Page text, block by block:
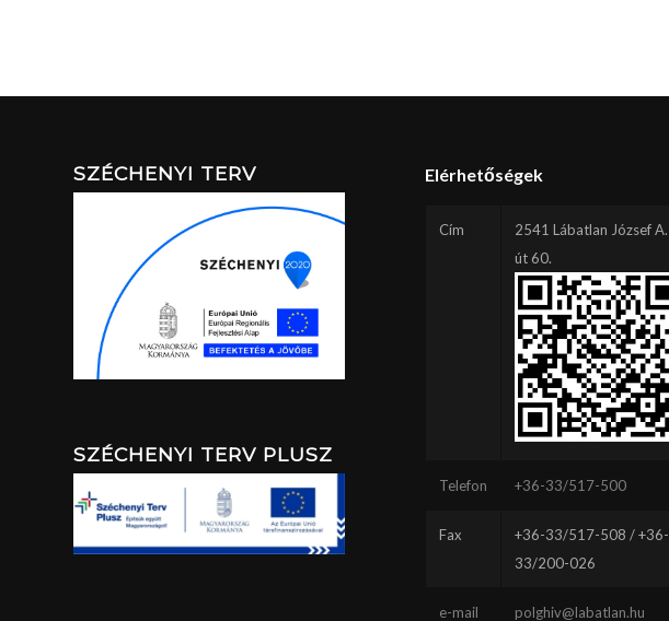
SZÉCHENYI TERV
SZÉCHENYI TERV PLUSZ
Elérhetőségek
Cím
2541 Lábatlan József A.
út 60.
Telefon +36-33/517-500
Fax
+36-33/517-508 / +36-
33/200-026
e-mail polghiv@labatlan.hu